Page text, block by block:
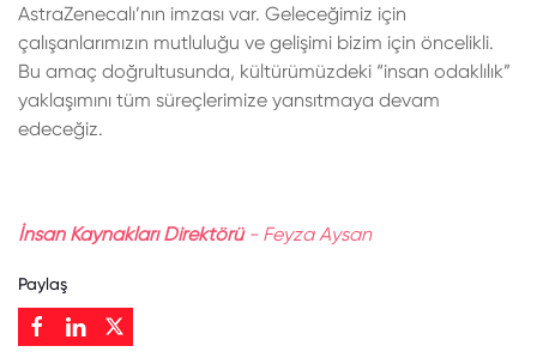
AstraZenecalı’nın imzası var. Geleceğimiz için
çalışanlarımızın mutluluğu ve gelişimi bizim için öncelikli.
Bu amaç doğrultusunda, kültürümüzdeki “insan odaklılık”
yaklaşımını tüm süreçlerimize yansıtmaya devam
edeceğiz.
İnsan Kaynakları Direktörü- Feyza Aysan
Paylaş